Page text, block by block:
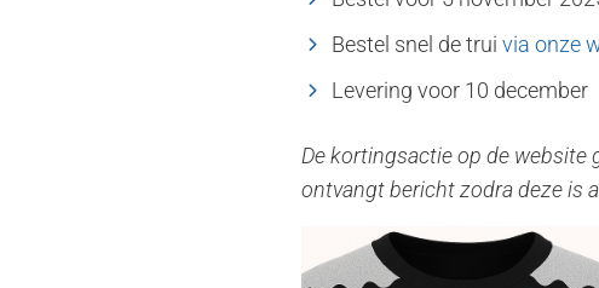
Bestel snel de trui via onze
Levering voor 10 december
De kortingsactie op de
ontvangt bericht zodra deze is